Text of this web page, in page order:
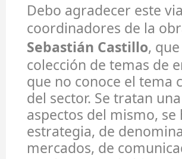
Debo agradecer este
coordinadores de la
Sebastián Castillo,
colección de temas de
que no conoce el tema
del sector. Se tratan
aspectos del mismo,
estrategia, de
mercados, de